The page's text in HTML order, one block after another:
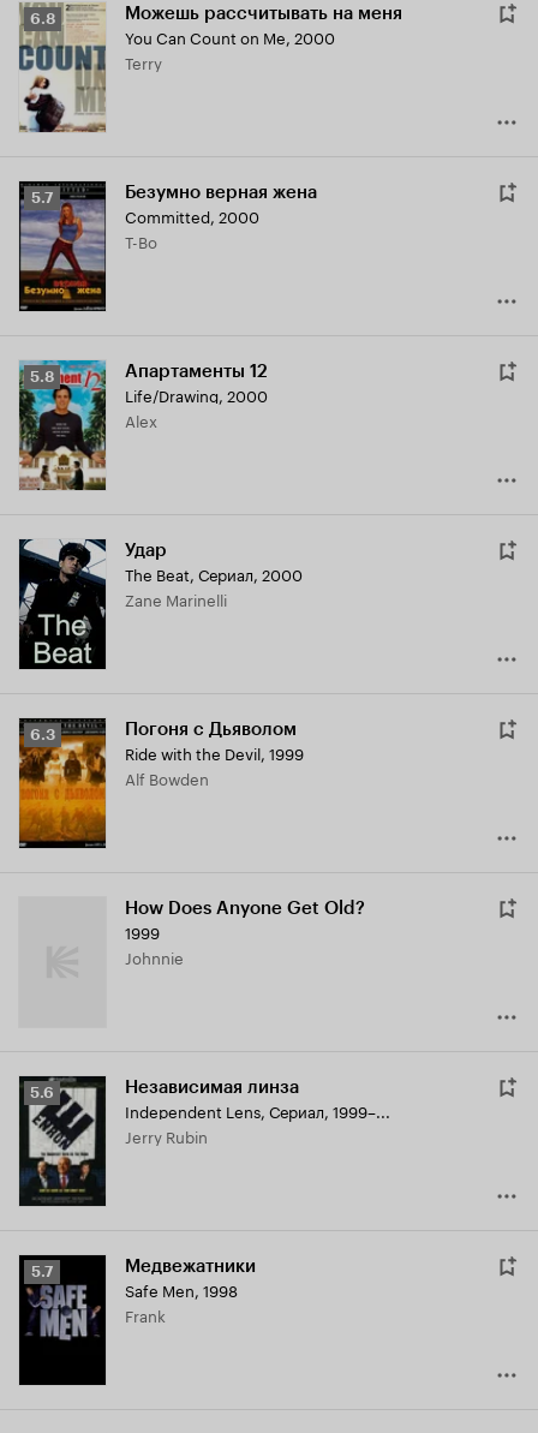
Рейтинг
Кинопоиска
6.8
6.8 Можешь рассчитывать на меня
You Can Count on Me, 2000
Terry
Рейтинг
Кинопоиска
5.7
5.7 Безумно верная жена
Committed, 2000
T-Bo
Рейтинг
Кинопоиска
5.8
5.8 Апартаменты 12
Life/Drawing, 2000
Alex
Удар
The Beat, Сериал, 2000
Zane Marinelli
Рейтинг
Кинопоиска
6.3
6.3 Погоня с Дьяволом
Ride with the Devil, 1999
Alf Bowden
How Does Anyone Get Old?
1999
Johnnie
Рейтинг
Кинопоиска
5.6
5.6 Независимая линза
Independent Lens, Сериал, 1999–...
Jerry Rubin
Рейтинг
Кинопоиска
5.7
5.7 Медвежатники
Safe Men, 1998
Frank